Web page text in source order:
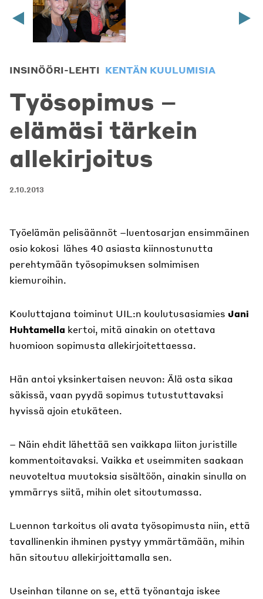
INSINÖÖRI-LEHTI KENTÄN KUULUMISIA
Työsopimus –
elämäsi tärkein
allekirjoitus
2.10.2013
Työelämän pelisäännöt –luentosarjan ensimmäinen
osio kokosi lähes 40 asiasta kiinnostunutta
perehtymään työsopimuksen solmimisen
kiemuroihin.
Kouluttajana toiminut UIL:n koulutusasiamies Jani
Huhtamella kertoi, mitä ainakin on otettava
huomioon sopimusta allekirjoitettaessa.
Hän antoi yksinkertaisen neuvon: Älä osta sikaa
säkissä, vaan pyydä sopimus tutustuttavaksi
hyvissä ajoin etukäteen.
– Näin ehdit lähettää sen vaikkapa liiton juristille
kommentoitavaksi. Vaikka et useimmiten saakaan
neuvoteltua muutoksia sisältöön, ainakin sinulla on
ymmärrys siitä, mihin olet sitoutumassa.
Luennon tarkoitus oli avata työsopimusta niin, että
tavallinenkin ihminen pystyy ymmärtämään, mihin
hän sitoutuu allekirjoittamalla sen.
Useinhan tilanne on se, että työnantaja iskee